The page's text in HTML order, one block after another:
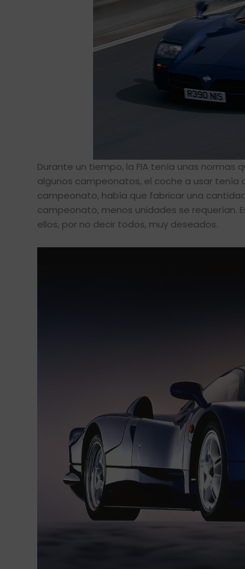
Durante un tiempo, la FIA tenía unas normas
algunos campeonatos, el coche a usar tenía
campeonato, había que fabricar una
campeonato, menos unidades se requerían.
ellos, por no decir todos, muy deseados.